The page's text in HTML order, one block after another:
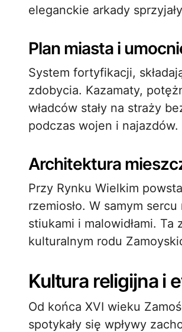
eleganckie arkady
Plan miasta i
System fortyfikacji,
zdobycia. Kazamaty,
władców stały na straży
podczas wojen i najazdów.
Architektura
Przy Rynku Wielkim
rzemiosło. W samym
stiukami i malowidłami.
kulturalnym rodu
Kultura religijna i
Od końca XVI wieku
spotykały się wpływy